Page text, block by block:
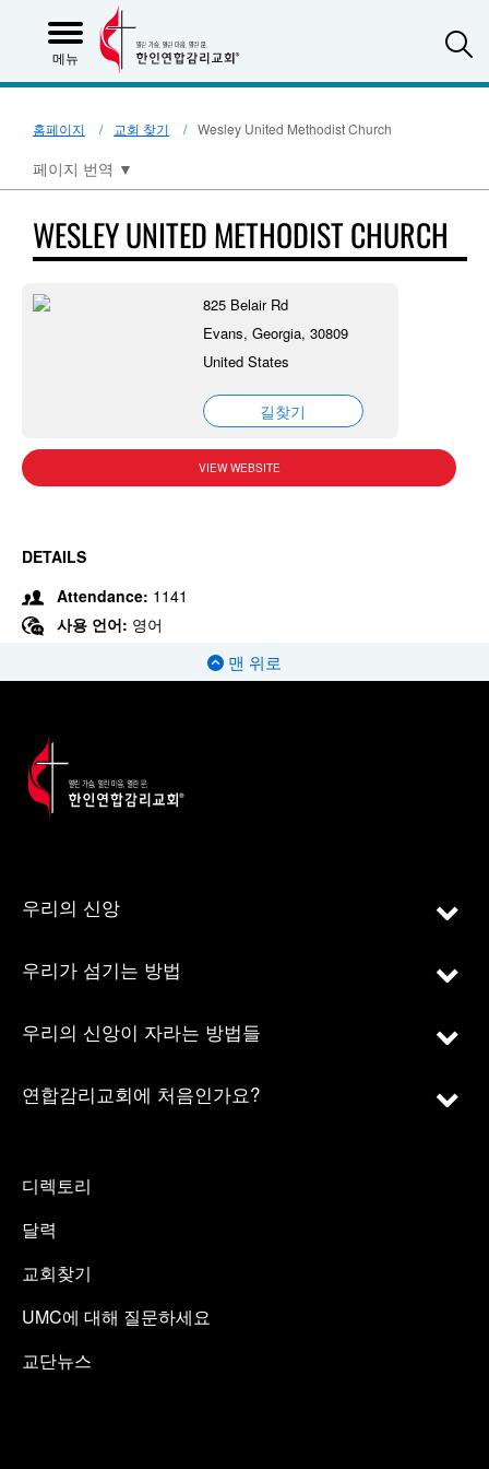
메뉴
홈페이지 교회 찾기 Wesley United Methodist Church
페이지 번역 ▼
WESLEY UNITED METHODIST CHURCH
825 Belair Rd
Evans, Georgia, 30809
United States
길찾기
VIEW WEBSITE
DETAILS
Attendance: 1141
사용 언어: 영어
맨 위로
우리의 신앙
우리가 섬기는 방법
우리의 신앙이 자라는 방법들
연합감리교회에 처음인가요?
디렉토리
달력
교회찾기
UMC에 대해 질문하세요
교단뉴스